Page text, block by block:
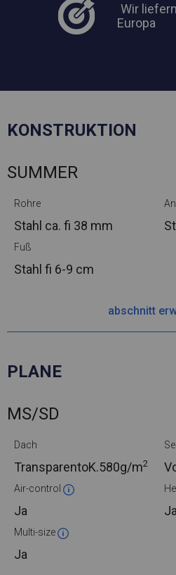
Wir
Europa
KONSTRUKTION
SUMMER
Rohre
Stahl ca. fi 38 mm
Fuß
Stahl fi 6-9 cm
abschnitt
PLANE
MS/SD
Dach
TransparentoK.580g/m2
Air-control
Ja
Multi-size
Ja